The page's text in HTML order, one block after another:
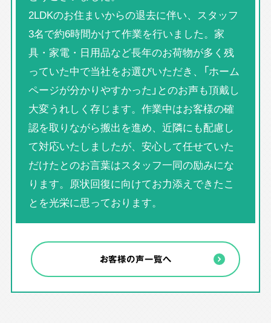
2LDKのお住まいからの退去に伴い、スタッフ
3名で約6時間かけて作業を行いました。家
具・家電・日用品など長年のお荷物が多く残
っていた中で当社をお選びいただき、「ホーム
ページが分かりやすかった」とのお声も頂戴し
大変うれしく存じます。作業中はお客様の確
認を取りながら搬出を進め、近隣にも配慮し
て対応いたしましたが、安心して任せていた
だけたとのお言葉はスタッフ一同の励みにな
ります。原状回復に向けてお力添えできたこ
とを光栄に思っております。
お客様の声一覧へ